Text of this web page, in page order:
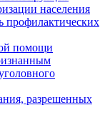
населения
профилактических
помощи
разрешенных